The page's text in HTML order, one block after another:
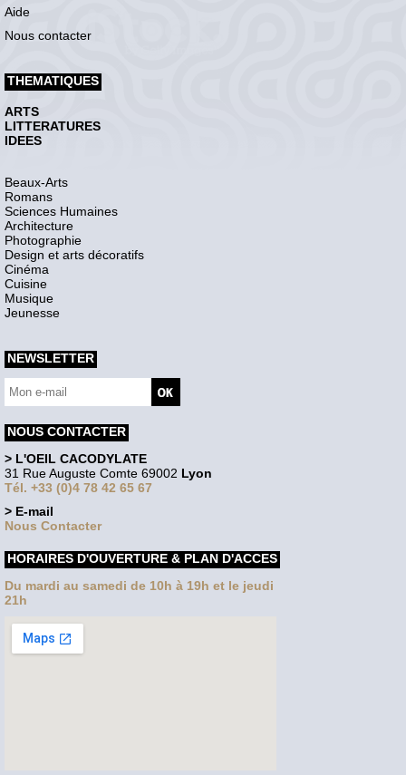
Aide
Nous contacter
THEMATIQUES
ARTS
LITTERATURES
IDEES
Beaux-Arts
Romans
Sciences Humaines
Architecture
Photographie
Design et arts décoratifs
Cinéma
Cuisine
Musique
Jeunesse
NEWSLETTER
NOUS CONTACTER
> L'OEIL CACODYLATE
31 Rue Auguste Comte 69002 Lyon
Tél. +33 (0)4 78 42 65 67
> E-mail
Nous Contacter
HORAIRES D'OUVERTURE & PLAN D'ACCES
Du mardi au samedi de 10h à 19h et le jeudi
21h